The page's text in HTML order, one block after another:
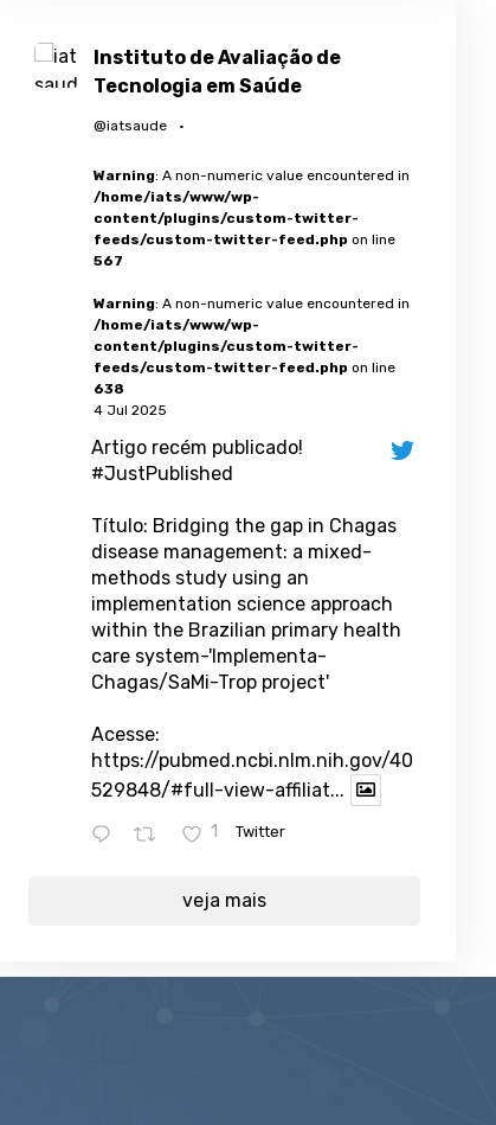
Instituto de Avaliação de
Tecnologia em Saúde
@iatsaude ·
Warning: A non-numeric value encountered in
/home/iats/www/wp-
content/plugins/custom-twitter-
feeds/custom-twitter-feed.php on line
567
Warning: A non-numeric value encountered in
/home/iats/www/wp-
content/plugins/custom-twitter-
feeds/custom-twitter-feed.php on line
638
4 Jul 2025
Artigo recém publicado!
#JustPublished
Título: Bridging the gap in Chagas
disease management: a mixed-
methods study using an
implementation science approach
within the Brazilian primary health
care system-'Implementa-
Chagas/SaMi-Trop project'
Acesse:
https://pubmed.ncbi.nlm.nih.gov/40
529848/#full-view-affiliat...
1 Twitter
veja mais